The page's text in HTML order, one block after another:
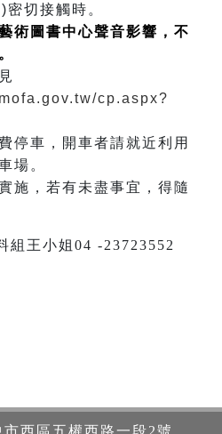
切接觸時。
術圖書中心聲音影響，不
cp.aspx?
停車，開車者請就近利用
場。
施，若有未盡事宜，得隨
組王小姐04 -23723552